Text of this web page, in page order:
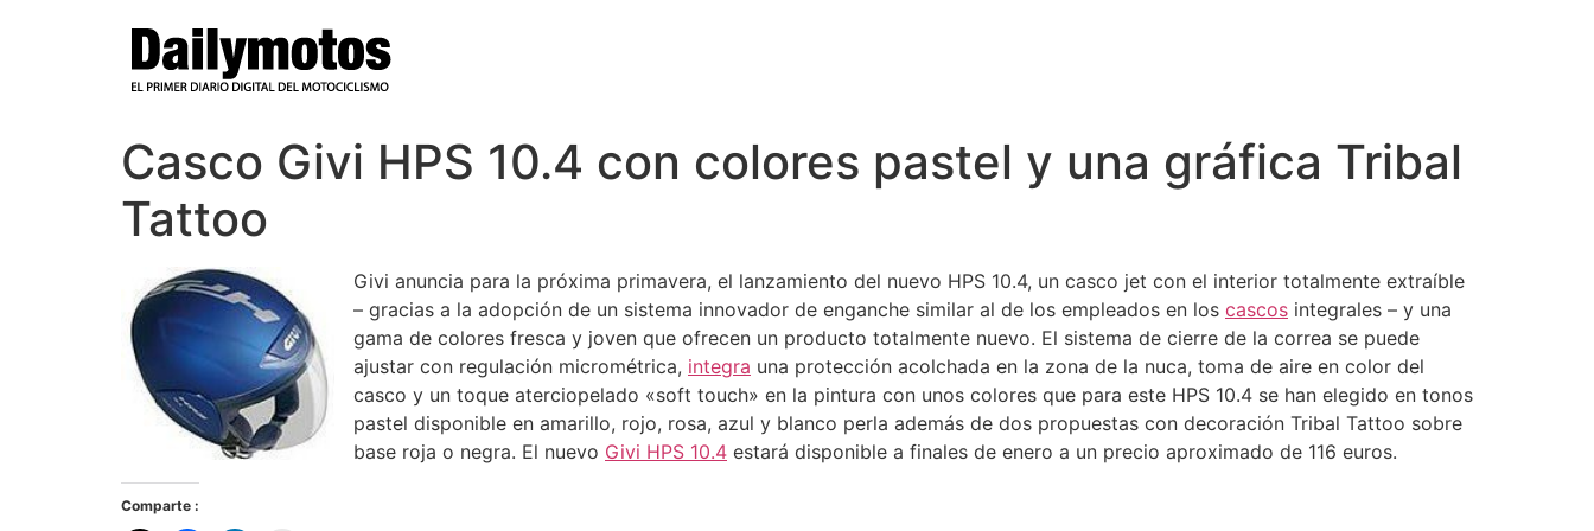
Casco Givi HPS 10.4 con colores pastel y una gráfica Tribal
Tattoo
Givi anuncia para la próxima primavera, el lanzamiento del nuevo HPS 10.4, un casco jet con el interior totalmente extraíble
– gracias a la adopción de un sistema innovador de enganche similar al de los empleados en los cascos integrales – y una
gama de colores fresca y joven que ofrecen un producto totalmente nuevo. El sistema de cierre de la correa se puede
ajustar con regulación micrométrica, integra una protección acolchada en la zona de la nuca, toma de aire en color del
casco y un toque aterciopelado «soft touch» en la pintura con unos colores que para este HPS 10.4 se han elegido en tonos
pastel disponible en amarillo, rojo, rosa, azul y blanco perla además de dos propuestas con decoración Tribal Tattoo sobre
base roja o negra. El nuevo Givi HPS 10.4 estará disponible a finales de enero a un precio aproximado de 116 euros.
Comparte :